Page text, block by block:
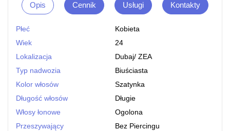
Opis Cennik Usługi Kontakty
Płeć
Kobieta
Wiek
24
Lokalizacja
Dubaj/ ZEA
Typ nadwozia
Biuściasta
Kolor włosów
Szatynka
Długość włosów
Długie
Włosy łonowe
Ogolona
Przeszywający
Bez Piercingu